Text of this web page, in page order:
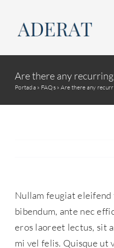
content
Are there any recurring
Portada » FAQs » Are there any
Nullam feugiat eleifend
bibendum, ante nec
eros laoreet lectus, sit
mi vel felis. Quisque ut